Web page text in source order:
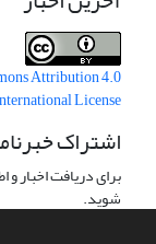
Attribution 4.0
License
اشتراک
برای دریافت اخبار
شوید.